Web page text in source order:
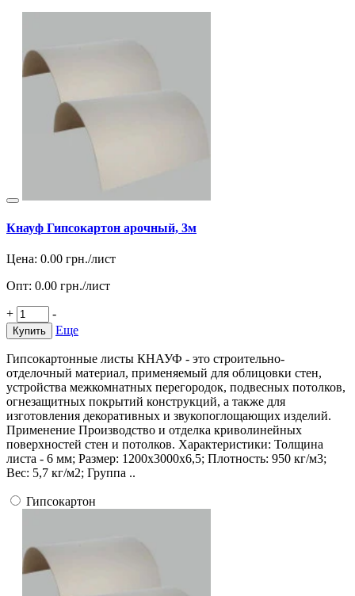
Кнауф Гипсокартон арочный, 3м
Цена: 0.00 грн./лист
Опт: 0.00 грн./лист
+ -
Купить Еще
Гипсокартонные листы КНАУФ - это строительно-
отделочный материал, применяемый для облицовки стен,
устройства межкомнатных перегородок, подвесных потолков,
огнезащитных покрытий конструкций, а также для
изготовления декоративных и звукопоглощающих изделий.
Применение Производство и отделка криволинейных
поверхностей стен и потолков. Характеристики: Толщина
листа - 6 мм; Размер: 1200х3000х6,5; Плотность: 950 кг/м3;
Вес: 5,7 кг/м2; Группа ..
Гипсокартон